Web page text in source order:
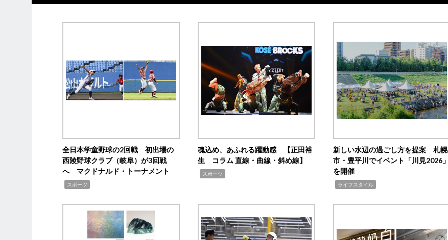
全日本学童野球の2回戦 初出場の
西陵野球クラブ（岐阜）が3回戦
へ マクドナルド・トーナメント
スポーツ
魂込め、あふれる躍動感 【正田裕
生 コラム 直線・曲線・斜め線】
スポーツ
新しい水辺の過ごし方を提案 札幌
市・豊平川でイベント「川見2026」
を開催
ライフスタイル